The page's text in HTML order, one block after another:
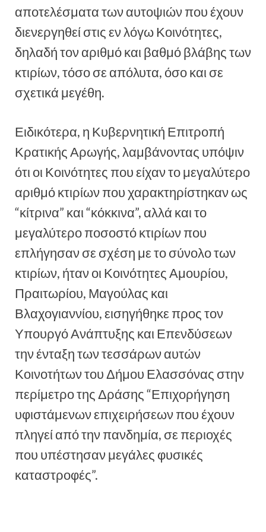
αποτελέσματα των αυτοψιών που έχουν
διενεργηθεί στις εν λόγω Κοινότητες,
δηλαδή τον αριθμό και βαθμό βλάβης των
κτιρίων, τόσο σε απόλυτα, όσο και σε
σχετικά μεγέθη.
Ειδικότερα, η Κυβερνητική Επιτροπή
Κρατικής Αρωγής, λαμβάνοντας υπόψιν
ότι οι Κοινότητες που είχαν το μεγαλύτερο
αριθμό κτιρίων που χαρακτηρίστηκαν ως
“κίτρινα” και “κόκκινα”, αλλά και το
μεγαλύτερο ποσοστό κτιρίων που
επλήγησαν σε σχέση με το σύνολο των
κτιρίων, ήταν οι Κοινότητες Αμουρίου,
Πραιτωρίου, Μαγούλας και
Βλαχογιαννίου, εισηγήθηκε προς τον
Υπουργό Ανάπτυξης και Επενδύσεων
την ένταξη των τεσσάρων αυτών
Κοινοτήτων του Δήμου Ελασσόνας στην
περίμετρο της Δράσης “Επιχορήγηση
υφιστάμενων επιχειρήσεων που έχουν
πληγεί από την πανδημία, σε περιοχές
που υπέστησαν μεγάλες φυσικές
καταστροφές”.